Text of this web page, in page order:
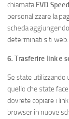
chiamata FVD
personalizzare la
scheda
determinati siti web.
6. Trasferire link e
Se state utilizzando
quello che state
dovrete copiare i
browser in nuove